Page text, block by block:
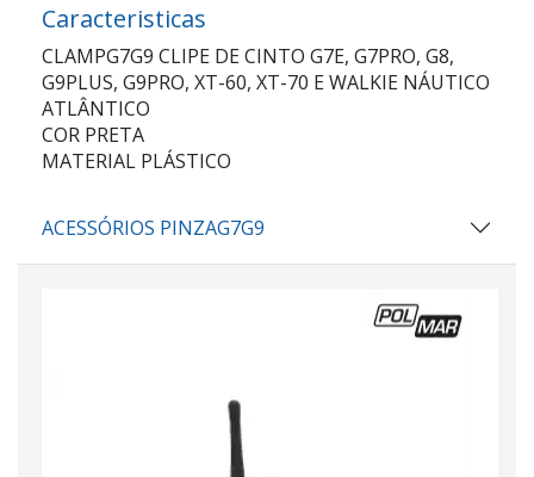
Caracteristicas
CLAMPG7G9 CLIPE DE CINTO G7E, G7PRO, G8,
G9PLUS, G9PRO, XT-60, XT-70 E WALKIE NÁUTICO
ATLÂNTICO
COR PRETA
MATERIAL PLÁSTICO
ACESSÓRIOS PINZAG7G9